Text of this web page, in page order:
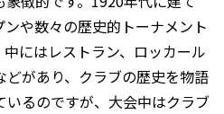
や数々の歴史的トーナメント
中にはレストラン、ロッカール
があり、クラブの歴史を物語
いるのですが、大会中はクラブ